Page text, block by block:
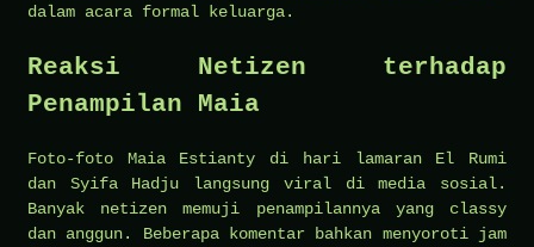
dalam acara formal keluarga.
Reaksi Netizen terhadap
Penampilan Maia
Foto-foto Maia Estianty di hari lamaran El Rumi
dan Syifa Hadju langsung viral di media sosial.
Banyak netizen memuji penampilannya yang classy
dan anggun. Beberapa komentar bahkan menyoroti jam